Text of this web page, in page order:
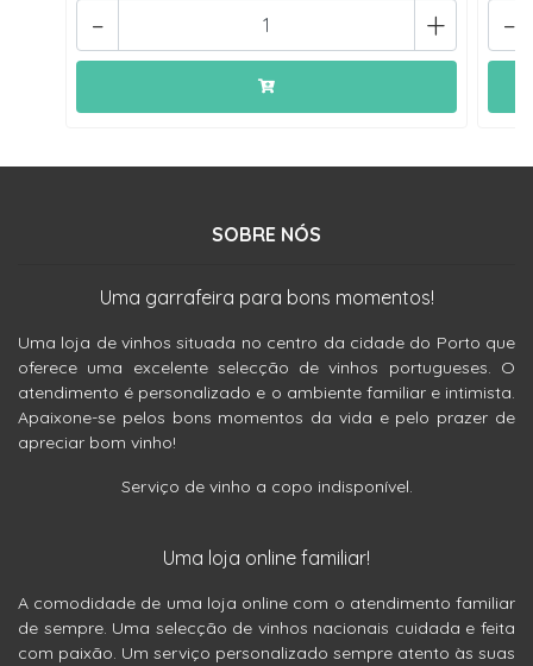
+
- -
SOBRE NÓS
Uma garrafeira para bons momentos!
Uma loja de vinhos situada no centro da cidade do Porto que
oferece uma excelente selecção de vinhos portugueses. O
atendimento é personalizado e o ambiente familiar e intimista.
Apaixone-se pelos bons momentos da vida e pelo prazer de
apreciar bom vinho!
Serviço de vinho a copo indisponível.
Uma loja online familiar!
A comodidade de uma loja online com o atendimento familiar
de sempre. Uma selecção de vinhos nacionais cuidada e feita
com paixão. Um serviço personalizado sempre atento às suas